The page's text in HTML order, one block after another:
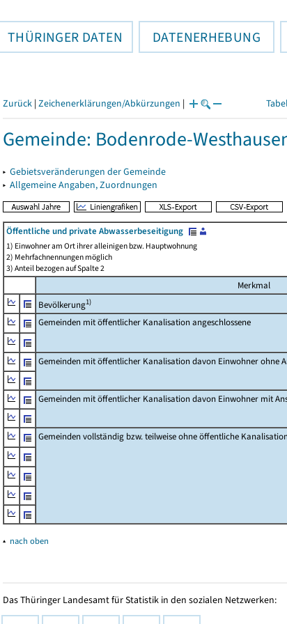
THÜRINGER DATEN DATENERHEBUNG
Zurück | Zeichenerklärungen/Abkürzungen |
Gemeinde: Bodenrode-
▸ Gebietsveränderungen der Gemeinde
▸ Allgemeine Angaben, Zuordnungen
Öffentliche und private Abwasserbeseitigung
1) Einwohner am Ort ihrer alleinigen bzw. Hauptwohnung
2) Mehrfachnennungen möglich
3) Anteil bezogen auf Spalte 2
Merkmal
Bevölkerung1)
Gemeinden mit öffentlicher Kanalisation angeschlossene
Gemeinden mit öffentlicher Kanalisation davon Einwohner ohne
Gemeinden mit öffentlicher Kanalisation davon Einwohner mit
Gemeinden vollständig bzw. teilweise ohne öffentliche
▴ nach oben
Das Thüringer Landesamt für Statistik in den sozialen Netzwerken: